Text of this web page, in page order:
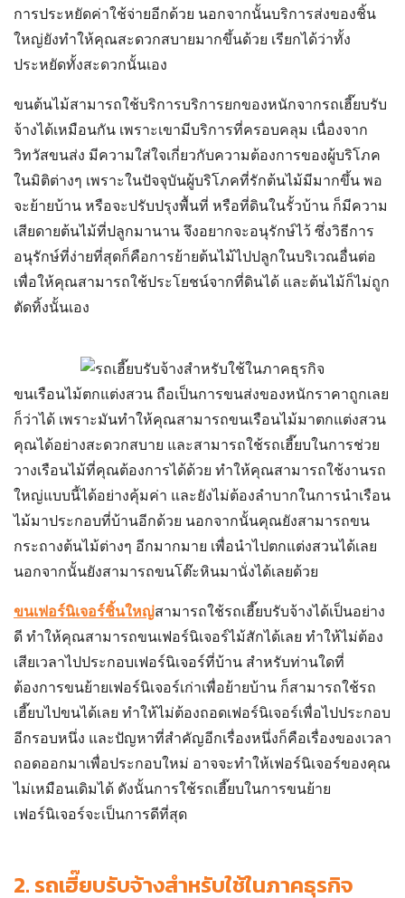
การประหยัดค่าใช้จ่ายอีกด้วย นอกจากนั้นบริการส่งของชิ้น
ใหญ่ยังทำให้คุณสะดวกสบายมากขึ้นด้วย เรียกได้ว่าทั้ง
ประหยัดทั้งสะดวกนั้นเอง
ขนต้นไม้สามารถใช้บริการบริการยกของหนักจากรถเฮี๊ยบรับ
จ้างได้เหมือนกัน เพราะเขามีบริการที่ครอบคลุม เนื่องจาก
วิทวัสขนส่ง มีความใส่ใจเกี่ยวกับความต้องการของผู้บริโภค
ในมิติต่างๆ เพราะในปัจจุบันผู้บริโภคที่รักต้นไม้มีมากขึ้น พอ
จะย้ายบ้าน หรือจะปรับปรุงพื้นที่ หรือที่ดินในรั้วบ้าน ก็มีความ
เสียดายต้นไม้ที่ปลูกมานาน จึงอยากจะอนุรักษ์ไว้ ซึ่งวิธีการ
อนุรักษ์ที่ง่ายที่สุดก็คือการย้ายต้นไม้ไปปลูกในบริเวณอื่นต่อ
เพื่อให้คุณสามารถใช้ประโยชน์จากที่ดินได้ และต้นไม้ก็ไม่ถูก
ตัดทิ้งนั้นเอง
ขนเรือนไม้ตกแต่งสวน ถือเป็นการขนส่งของหนักราคาถูกเลย
ก็ว่าได้ เพราะมันทำให้คุณสามารถขนเรือนไม้มาตกแต่งสวน
คุณได้อย่างสะดวกสบาย และสามารถใช้รถเฮี๊ยบในการช่วย
วางเรือนไม้ที่คุณต้องการได้ด้วย ทำให้คุณสามารถใช้งานรถ
ใหญ่แบบนี้ได้อย่างคุ้มค่า และยังไม่ต้องลำบากในการนำเรือน
ไม้มาประกอบที่บ้านอีกด้วย นอกจากนั้นคุณยังสามารถขน
กระถางต้นไม้ต่างๆ อีกมากมาย เพื่อนำไปตกแต่งสวนได้เลย
นอกจากนั้นยังสามารถขนโต๊ะหินมานั่งได้เลยด้วย
ขนเฟอร์นิเจอร์ชิ้นใหญ่สามารถใช้รถเฮี๊ยบรับจ้างได้เป็นอย่าง
ดี ทำให้คุณสามารถขนเฟอร์นิเจอร์ไม้สักได้เลย ทำให้ไม่ต้อง
เสียเวลาไปประกอบเฟอร์นิเจอร์ที่บ้าน สำหรับท่านใดที่
ต้องการขนย้ายเฟอร์นิเจอร์เก่าเพื่อย้ายบ้าน ก็สามารถใช้รถ
เฮี๊ยบไปขนได้เลย ทำให้ไม่ต้องถอดเฟอร์นิเจอร์เพื่อไปประกอบ
อีกรอบหนึ่ง และปัญหาที่สำคัญอีกเรื่องหนึ่งก็คือเรื่องของเวลา
ถอดออกมาเพื่อประกอบใหม่ อาจจะทำให้เฟอร์นิเจอร์ของคุณ
ไม่เหมือนเดิมได้ ดังนั้นการใช้รถเฮี๊ยบในการขนย้าย
เฟอร์นิเจอร์จะเป็นการดีที่สุด
2. รถเฮี๊ยบรับจ้างสำหรับใช้ในภาคธุรกิจ